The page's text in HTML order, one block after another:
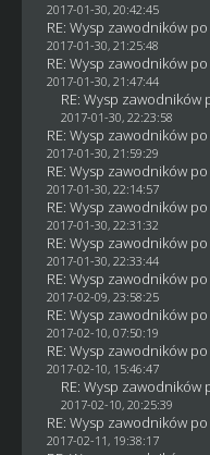
2017-01-30, 20:42:45
RE: Wysp zawodników
2017-01-30, 21:25:48
RE: Wysp zawodników
2017-01-30, 21:47:44
RE: Wysp
2017-01-30, 22:23:58
RE: Wysp zawodników
2017-01-30, 21:59:29
RE: Wysp zawodników
2017-01-30, 22:14:57
RE: Wysp zawodników
2017-01-30, 22:31:32
RE: Wysp zawodników
2017-01-30, 22:33:44
RE: Wysp zawodników
2017-02-09, 23:58:25
RE: Wysp zawodników
2017-02-10, 07:50:19
RE: Wysp zawodników
2017-02-10, 15:46:47
RE: Wysp
2017-02-10, 20:25:39
RE: Wysp zawodników
2017-02-11, 19:38:17